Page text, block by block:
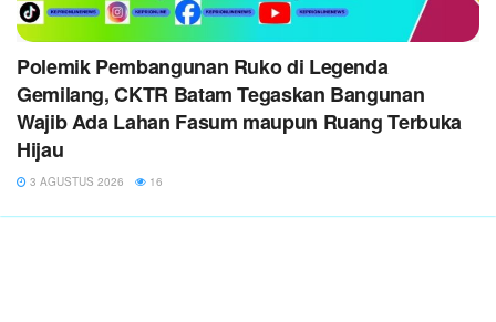
Polemik Pembangunan Ruko di Legenda
Gemilang, CKTR Batam Tegaskan Bangunan
Wajib Ada Lahan Fasum maupun Ruang Terbuka
Hijau
3 AGUSTUS 2026 16